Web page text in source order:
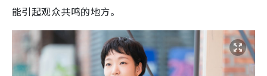
能引起观众共鸣的地方。